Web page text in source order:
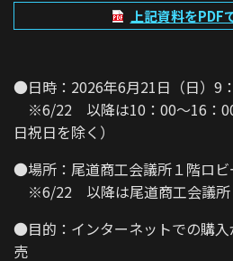
上記資料をPDF
●日時：2026年6月21日（日）9
※6/22 以降は10：00～16：
日祝日を除く）
●場所：尾道商工会議所１階ロビ
※6/22 以降は尾道商工会議所
●目的：インターネットでの購
売